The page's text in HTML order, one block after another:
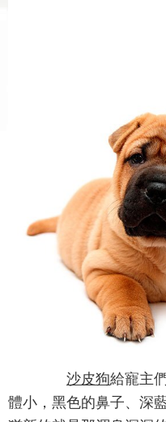
沙皮狗給寵主
體小，黑色的鼻子、深